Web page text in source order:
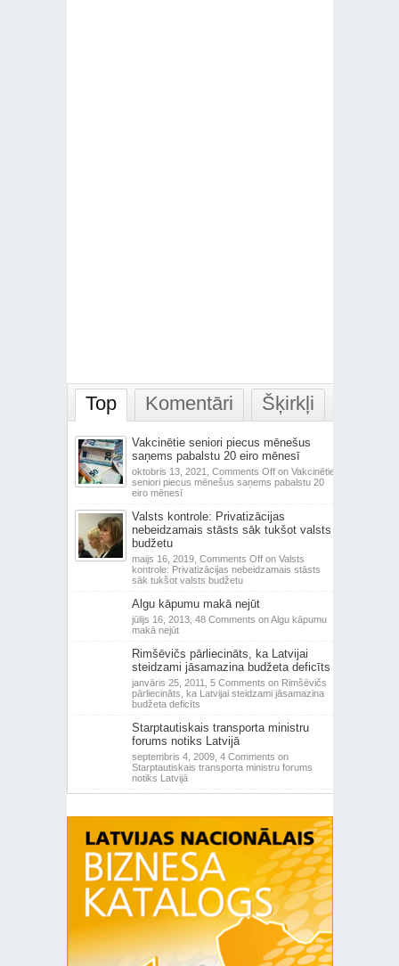
Top Komentāri Šķirkļi
Vakcinētie seniori piecus mēnešus
saņems pabalstu 20 eiro mēnesī
oktobris 13, 2021, Comments Offon Vakcinētie
seniori piecus mēnešus saņems pabalstu 20
eiro mēnesī
Valsts kontrole: Privatizācijas
nebeidzamais stāsts sāk tukšot valsts
budžetu
maijs 16, 2019, Comments Offon Valsts
kontrole: Privatizācijas nebeidzamais stāsts
sāk tukšot valsts budžetu
Algu kāpumu makā nejūt
jūlijs 16, 2013, 48 Comments on Algu kāpumu
makā nejūt
Rimšēvičs pārliecināts, ka Latvijai
steidzami jāsamazina budžeta deficīts
janvāris 25, 2011, 5 Comments on Rimšēvičs
pārliecināts, ka Latvijai steidzami jāsamazina
budžeta deficīts
Starptautiskais transporta ministru
forums notiks Latvijā
septembris 4, 2009, 4 Comments on
Starptautiskais transporta ministru forums
notiks Latvijā